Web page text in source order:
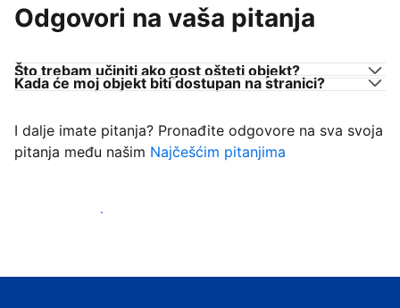
Odgovori na vaša pitanja
Što trebam učiniti ako gost ošteti objekt?
Kada će moj objekt biti dostupan na stranici?
I dalje imate pitanja? Pronađite odgovore na sva svoja
pitanja među našim Najčešćim pitanjima
Počnite primati goste